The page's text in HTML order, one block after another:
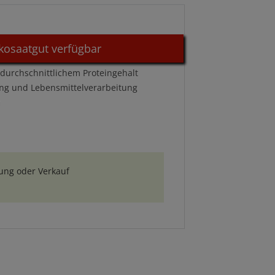
verfügbar
Proteingehalt
und Lebensmittelverarbeitung
oder Verkauf